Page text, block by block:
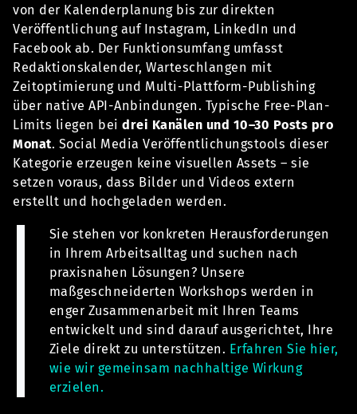
von der Kalenderplanung bis zur direkten
Veröffentlichung auf Instagram, LinkedIn und
Facebook ab. Der Funktionsumfang umfasst
Redaktionskalender, Warteschlangen mit
Zeitoptimierung und Multi-Plattform-Publishing
über native API-Anbindungen. Typische Free-Plan-
Limits liegen bei drei Kanälen und 10–30 Posts pro
Monat. Social Media Veröffentlichungstools dieser
Kategorie erzeugen keine visuellen Assets – sie
setzen voraus, dass Bilder und Videos extern
erstellt und hochgeladen werden.
Sie stehen vor konkreten Herausforderungen
in Ihrem Arbeitsalltag und suchen nach
praxisnahen Lösungen? Unsere
maßgeschneiderten Workshops werden in
enger Zusammenarbeit mit Ihren Teams
entwickelt und sind darauf ausgerichtet, Ihre
Ziele direkt zu unterstützen. Erfahren Sie hier,
wie wir gemeinsam nachhaltige Wirkung
erzielen.